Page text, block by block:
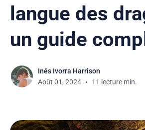
langue des
un guide
Inés Ivorra Harrison
Août 01, 2024
11 lecture min.